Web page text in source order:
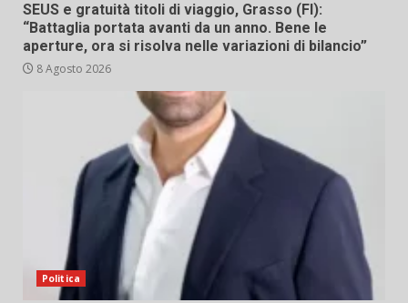
SEUS e gratuità titoli di viaggio, Grasso (FI):
“Battaglia portata avanti da un anno. Bene le
aperture, ora si risolva nelle variazioni di bilancio”
8 Agosto 2026
Politica